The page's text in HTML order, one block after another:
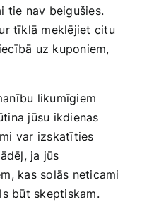
tie ‍nav beigušies.
tīklā meklējiet citu
uz kuponiem,
likumīgiem
jūsu‍ ikdienas
var izskatīties⁣
ja jūs
​kas solās neticami
būt skeptiskam.